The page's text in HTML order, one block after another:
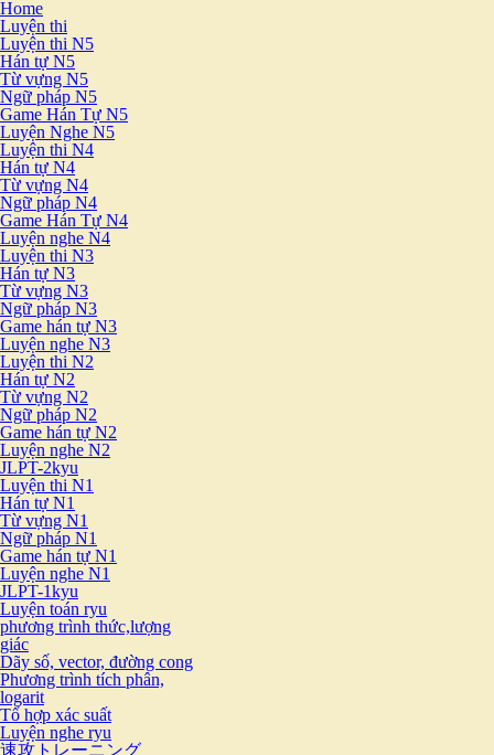
Home
Luyện thi
Luyện thi N5
Hán tự N5
Từ vựng N5
Ngữ pháp N5
Game Hán Tự N5
Luyện Nghe N5
Luyện thi N4
Hán tự N4
Từ vựng N4
Ngữ pháp N4
Game Hán Tự N4
Luyện nghe N4
Luyện thi N3
Hán tự N3
Từ vựng N3
Ngữ pháp N3
Game hán tự N3
Luyện nghe N3
Luyện thi N2
Hán tự N2
Từ vựng N2
Ngữ pháp N2
Game hán tự N2
Luyện nghe N2
JLPT-2kyu
Luyện thi N1
Hán tự N1
Từ vựng N1
Ngữ pháp N1
Game hán tự N1
Luyện nghe N1
JLPT-1kyu
Luyện toán ryu
phương trình thức,lượng
giác
Dãy số, vector, đường cong
Phương trình tích phân,
logarit
Tổ hợp xác suất
Luyện nghe ryu
速攻トレーニング